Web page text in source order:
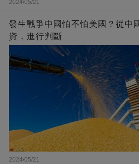
2024/05/21
發生戰爭中國怕不怕美國？從中
資，進行判斷
2024/05/21